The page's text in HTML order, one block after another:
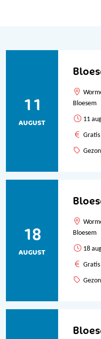
11
AUGUST
Bloesem
11
Gratis
18
AUGUST
Bloesem
18
Gratis